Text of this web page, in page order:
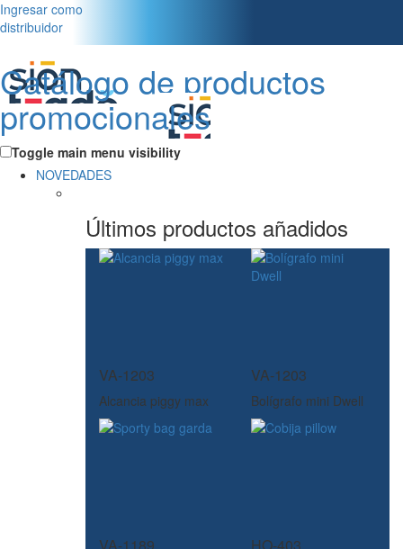
Ingresar como
distribuidor
Catálogo de productos
promocionales
Toggle main menu visibility
NOVEDADES
Últimos productos añadidos
VA-1203
Alcancia piggy max
VA-1203
Bolígrafo mini Dwell